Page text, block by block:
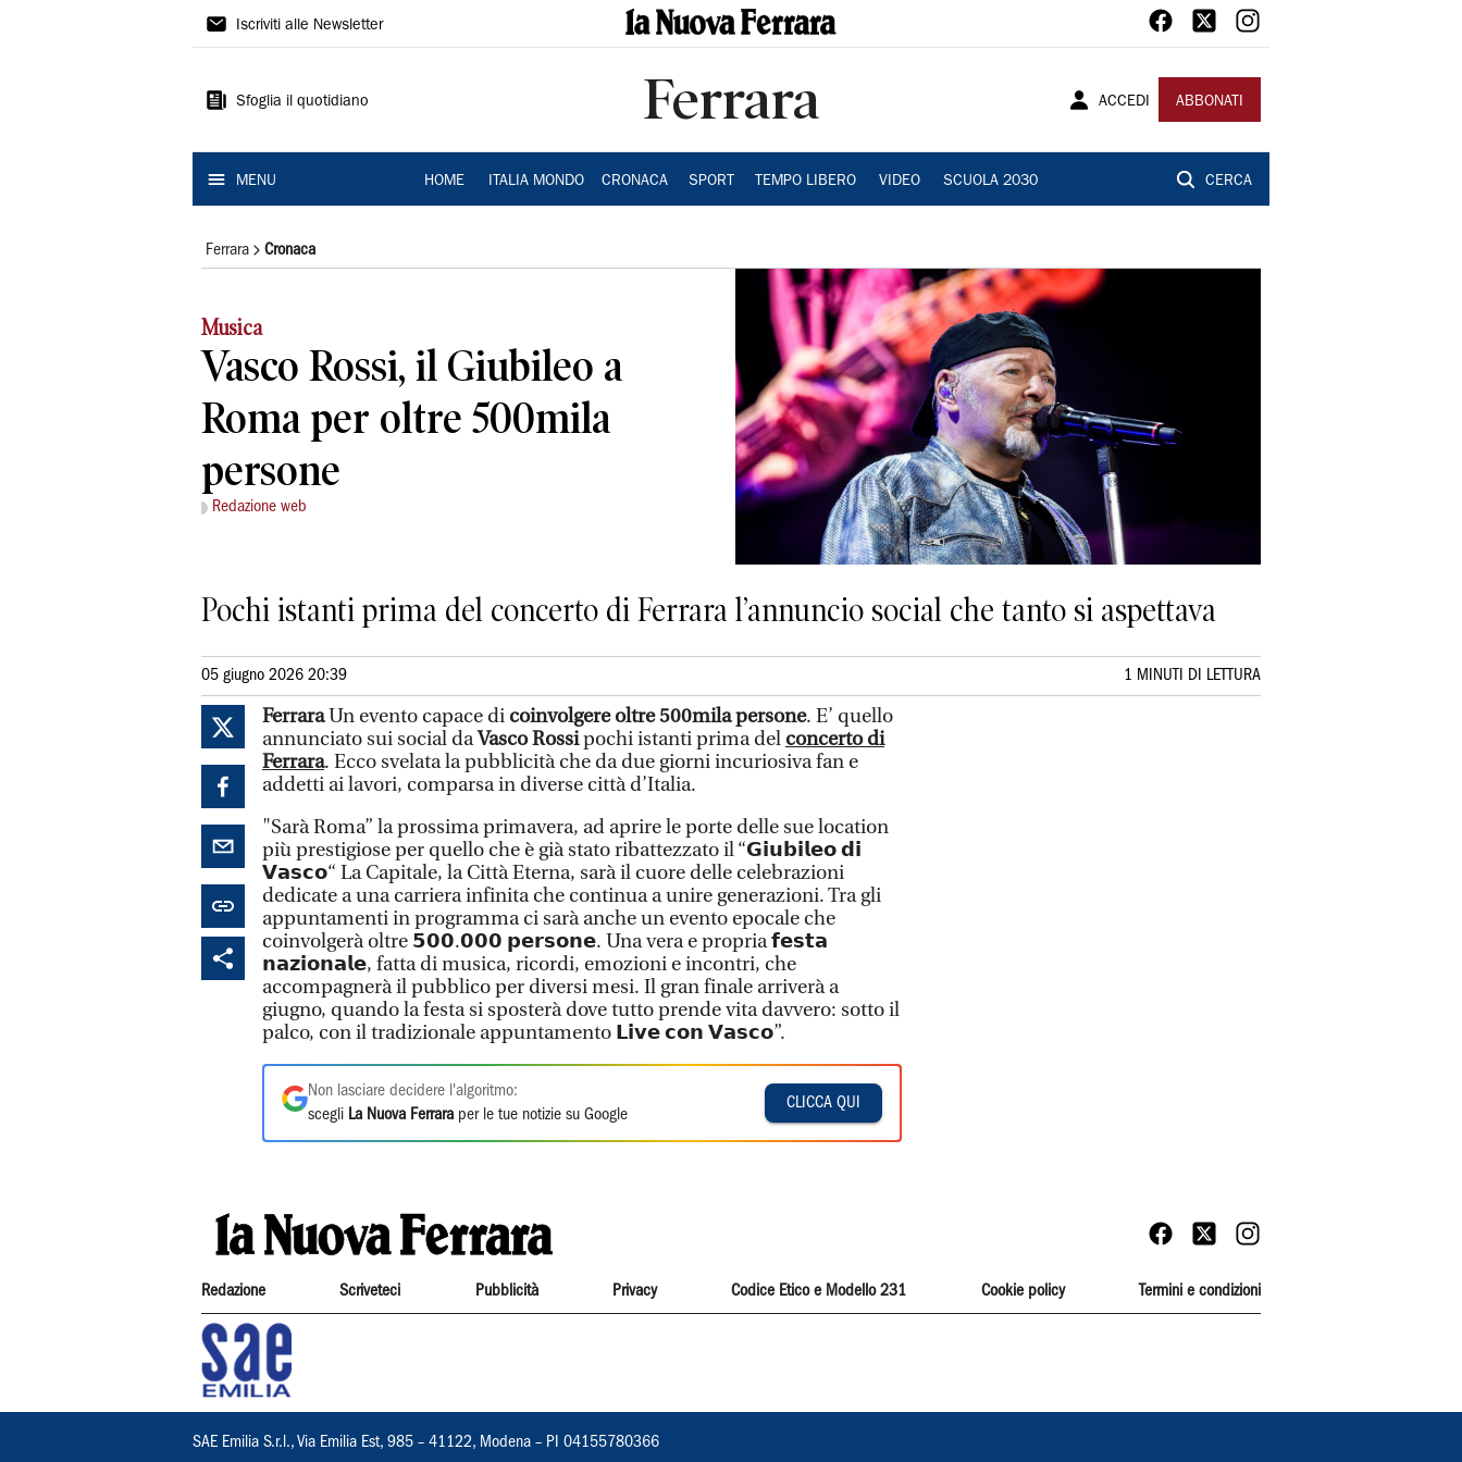
La
Ferrara
Iscriviti alle Newsletter
Sfoglia il quotidiano Ferrara ACCEDI ABBONATI
MENU HOME ITALIA MONDO CRONACA SPORT TEMPO LIBERO VIDEO SCUOLA 2030 CERCA
Ferrara Cronaca
Musica
Vasco Rossi, il Giubileo a
Roma per oltre 500mila
persone
Redazione web
Pochi istanti prima del concerto di Ferrara l’annuncio social che tanto si aspettava
05 giugno 2026 20:39 1 MINUTI DI LETTURA
FerraraUn evento capace di coinvolgere oltre 500mila persone. E’ quello
annunciato sui social daVasco Rossipochi istanti prima del concerto di
Ferrara. Ecco svelata la pubblicità che da due giorni incuriosiva fan e
addetti ai lavori, comparsa in diverse città d’Italia.
"Sarà Roma” la prossima primavera, ad aprire le porte delle sue location
più prestigiose per quello che è già stato ribattezzato il “𝗚𝗶𝘂𝗯𝗶𝗹𝗲𝗼 𝗱𝗶
𝗩𝗮𝘀𝗰𝗼“ La Capitale, la Città Eterna, sarà il cuore delle celebrazioni
dedicate a una carriera infinita che continua a unire generazioni. Tra gli
appuntamenti in programma ci sarà anche un evento epocale che
coinvolgerà oltre 𝟱𝟬𝟬.𝟬𝟬𝟬 𝗽𝗲𝗿𝘀𝗼𝗻𝗲. Una vera e propria 𝗳𝗲𝘀𝘁𝗮
𝗻𝗮𝘇𝗶𝗼𝗻𝗮𝗹𝗲, fatta di musica, ricordi, emozioni e incontri, che
accompagnerà il pubblico per diversi mesi. Il gran finale arriverà a
giugno, quando la festa si sposterà dove tutto prende vita davvero: sotto il
palco, con il tradizionale appuntamento 𝗟𝗶𝘃𝗲 𝗰𝗼𝗻 𝗩𝗮𝘀𝗰𝗼”.
Non lasciare decidere l'algoritmo:
scegli La Nuova Ferrara per le tue notizie su Google
CLICCA QUI
Redazione Scriveteci Pubblicità Privacy Codice Etico e Modello 231 Cookie policy Termini e condizioni
SAE Emilia S.r.l., Via Emilia Est, 985 – 41122, Modena – PI 04155780366